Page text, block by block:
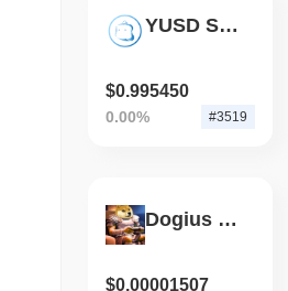
YUSD Stablecoin
$0.995450
0.00% #3519
Dogius Maximus
$0.00001507